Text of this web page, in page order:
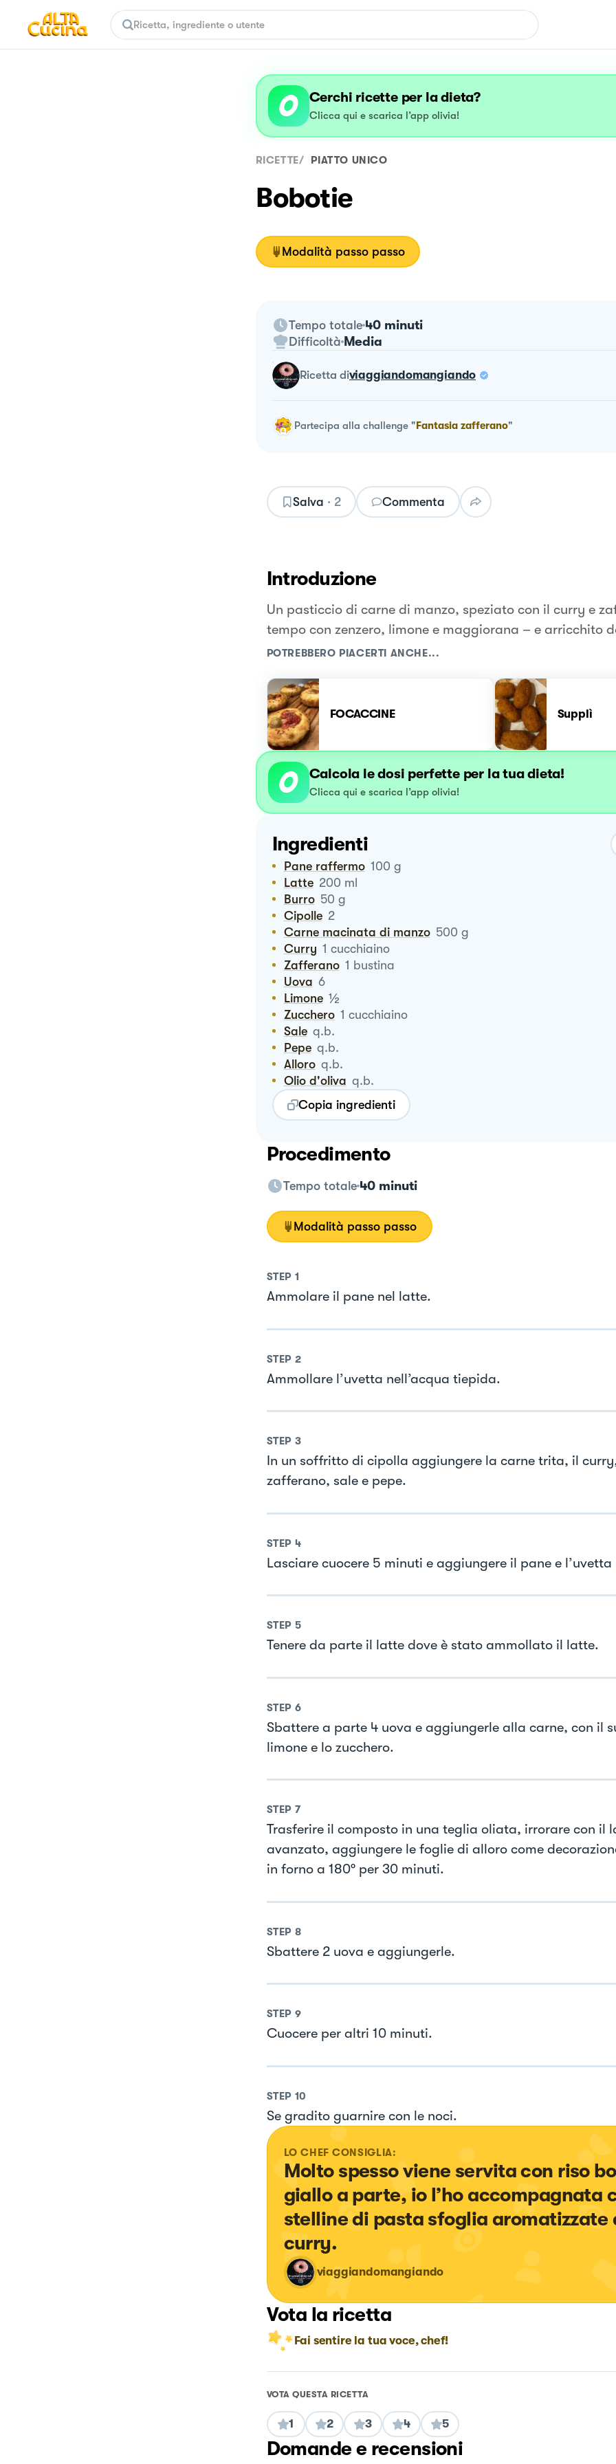
Cerchi ricette per la dieta?
Clicca qui e scarica l’app olivia!
RICETTE/ PIATTO UNICO
Bobotie
Modalità passo passo
Tempo totale 40 minuti
Difficoltà Media
ricetta diviaggiandomangiando
Partecipa alla challenge"Fantasia zafferano"
Salva · 2 Commenta
Introduzione
Un pasticcio di carne di manzo, speziato con il curry e
tempo con zenzero, limone e maggiorana – e arricchito
POTREBBERO PIACERTI ANCHE...
FOCACCINE Supplì
Calcola le dosi perfette per la tua dieta!
Clicca qui e scarica l’app olivia!
Ingredienti
Pane raffermo 100 g
Latte 200 ml
Burro 50 g
Cipolle 2
Carne macinata di manzo 500 g
Curry 1 cucchiaino
Zafferano 1 bustina
Uova 6
Limone ½
Zucchero 1 cucchiaino
Sale q.b.
Pepe q.b.
Alloro q.b.
Olio d'oliva q.b.
Copia ingredienti
Procedimento
Tempo totale 40 minuti
Modalità passo passo
STEP 1
Ammolare il pane nel latte.
STEP 2
Ammollare l’uvetta nell’acqua tiepida.
STEP 3
In un soffritto di cipolla aggiungere la carne trita, il
zafferano, sale e pepe.
STEP 4
Lasciare cuocere 5 minuti e aggiungere il pane e
STEP 5
Tenere da parte il latte dove è stato ammollato il latte.
STEP 6
Sbattere a parte 4 uova e aggiungerle alla carne, con il
limone e lo zucchero.
STEP 7
Trasferire il composto in una teglia oliata, irrorare con il
avanzato, aggiungere le foglie di alloro come
in forno a 180° per 30 minuti.
STEP 8
Sbattere 2 uova e aggiungerle.
STEP 9
Cuocere per altri 10 minuti.
STEP 10
Se gradito guarnire con le noci.
LO CHEF CONSIGLIA:
Molto spesso viene servita con riso
giallo a parte, io l’ho accompagnata
stelline di pasta sfoglia aromatizzate
curry.
viaggiandomangiando
Vota la ricetta
Fai sentire la tua voce, chef!
VOTA QUESTA RICETTA
1 2 3 4 5
Domande e recensioni